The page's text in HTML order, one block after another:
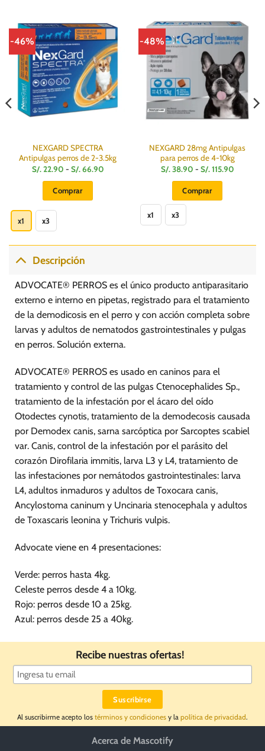
-46%
NEXGARD SPECTRA
Antipulgas perros de 2-3.5kg
S/.22.90 - S/.66.90Rango
Comprar
múltiples
variantes.
opciones
pueden
elegir
en
la
de
x1 x3
-48%
NEXGARD 28mg Antipulgas
para perros de 4-10kg
S/.38.90 - S/.115.90Rango
Comprar
múltiples
opciones
pueden
elegir
en
x1 x3
Descripción
ADVOCATE® PERROS es el único producto antiparasitario
externo e interno en pipetas, registrado para el tratamiento
de la demodicosis en el perro y con acción completa sobre
larvas y adultos de nematodos gastrointestinales y pulgas
en perros. Solución externa.
ADVOCATE® PERROS es usado en caninos para el
tratamiento y control de las pulgas Ctenocephalides Sp.,
tratamiento de la infestación por el ácaro del oído
Otodectes cynotis, tratamiento de la demodecosis causada
por Demodex canis, sarna sarcóptica por Sarcoptes scabiel
var. Canis, control de la infestación por el parásito del
corazón Dirofilaria immitis, larva L3 y L4, tratamiento de
las infestaciones por nemátodos gastrointestinales: larva
L4, adultos inmaduros y adultos de Toxocara canis,
Ancylostoma caninum y Uncinaria stenocephala y adultos
de Toxascaris leonina y Trichuris vulpis.
Advocate viene en 4 presentaciones:
Verde: perros hasta 4kg.
Celeste perros desde 4 a 10kg.
Rojo: perros desde 10 a 25kg.
Azul: perros desde 25 a 40kg.
Recibe nuestras ofertas!
Al suscribirme acepto los términos y condiciones y la política de privacidad.
Acerca de Mascotify